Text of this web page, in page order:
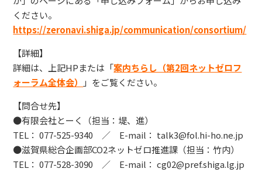
ください。
https://zeronavi.shiga.jp/communication/consortium/
【詳細】
詳細は、上記HPまたは「案内ちらし（第2回ネットゼロフ
ォーラム全体会）
」をご覧ください。
【問合せ先】
●有限会社とーく（担当：堤、進）
TEL： 077-525-9340 ／ E-mail： talk3@fol.hi-ho.ne.jp
●滋賀県総合企画部CO2ネットゼロ推進課（担当：竹内）
TEL： 077-528-3090 ／ E-mail： cg02@pref.shiga.lg.jp